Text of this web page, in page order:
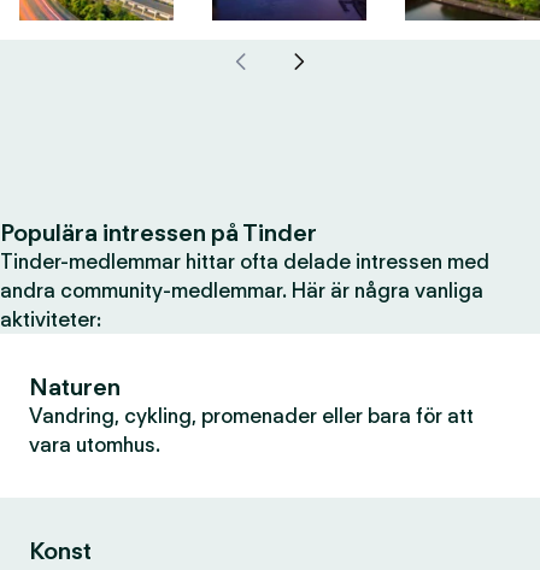
Populära intressen på Tinder
Tinder-medlemmar hittar ofta delade intressen med
andra community-medlemmar. Här är några vanliga
aktiviteter:
Naturen
Vandring, cykling, promenader eller bara för att
vara utomhus.
Konst